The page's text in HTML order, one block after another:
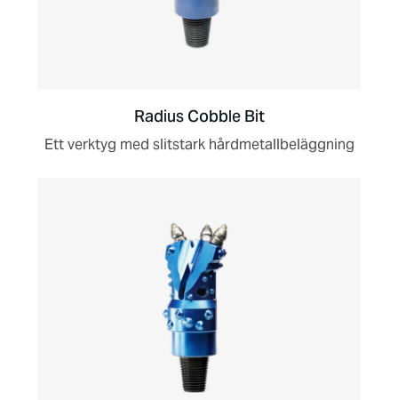
Radius Cobble Bit
Ett verktyg med slitstark hårdmetallbeläggning